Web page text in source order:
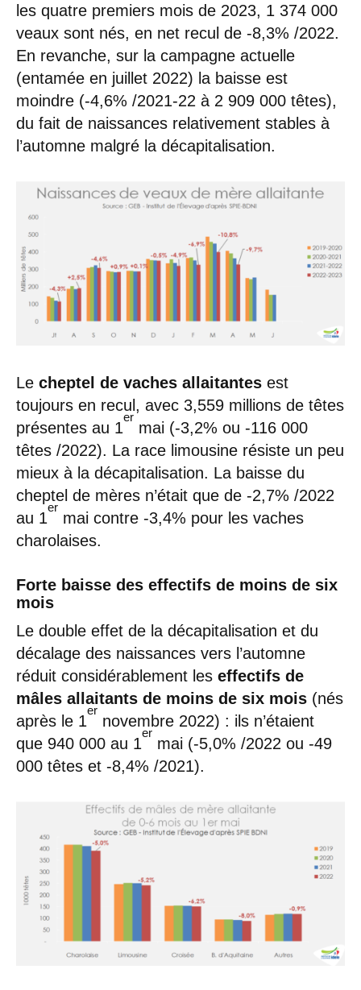
les quatre premiers mois de 2023, 1 374 000
veaux sont nés, en net recul de -8,3% /2022.
En revanche, sur la campagne actuelle
(entamée en juillet 2022) la baisse est
moindre (-4,6% /2021-22 à 2 909 000 têtes),
du fait de naissances relativement stables à
l’automne malgré la décapitalisation.
Le cheptel de vaches allaitantes est
toujours en recul, avec 3,559 millions de têtes
présentes au 1
er
mai (-3,2% ou -116 000
têtes /2022). La race limousine résiste un peu
mieux à la décapitalisation. La baisse du
cheptel de mères n’était que de -2,7% /2022
au 1
er
mai contre -3,4% pour les vaches
charolaises.
Forte baisse des effectifs de moins de six
mois
Le double effet de la décapitalisation et du
décalage des naissances vers l’automne
réduit considérablement les effectifs de
mâles allaitants de moins de six mois (nés
après le 1
er
novembre 2022) : ils n’étaient
que 940 000 au 1
er
mai (-5,0% /2022 ou -49
000 têtes et -8,4% /2021).